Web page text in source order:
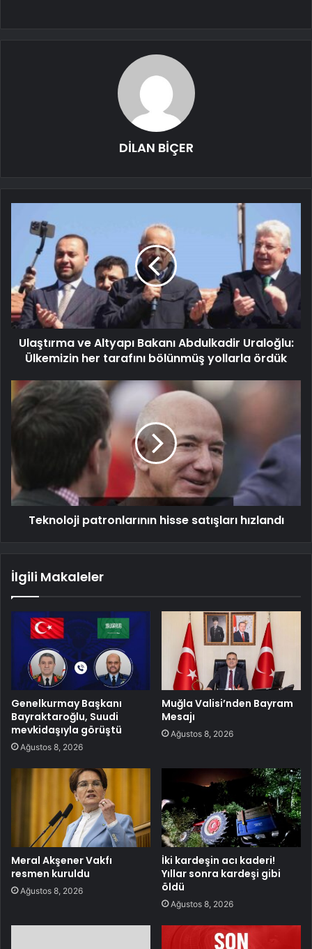
DİLAN BİÇER
Ulaştırma ve Altyapı Bakanı Abdulkadir Uraloğlu:
Ülkemizin her tarafını bölünmüş yollarla ördük
Teknoloji patronlarının hisse satışları hızlandı
İlgili Makaleler
Genelkurmay Başkanı
Bayraktaroğlu, Suudi
mevkidaşıyla görüştü
Ağustos 8, 2026
Muğla Valisi’nden Bayram
Mesajı
Ağustos 8, 2026
Meral Akşener Vakfı
resmen kuruldu
Ağustos 8, 2026
İki kardeşin acı kaderi!
Yıllar sonra kardeşi gibi
öldü
Ağustos 8, 2026